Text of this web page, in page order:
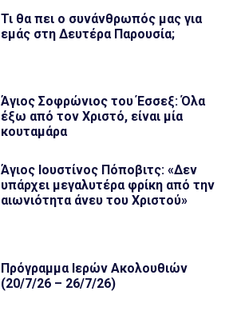
Τι θα πει ο συνάνθρωπός μας για
εμάς στη Δευτέρα Παρουσία;
Άγιος Σοφρώνιος του Έσσεξ: Όλα
έξω από τον Χριστό, είναι μία
κουταμάρα
Άγιος Ιουστίνος Πόποβιτς: «Δεν
υπάρχει μεγαλυτέρα φρίκη από την
αιωνιότητα άνευ του Χριστού»
Πρόγραμμα Ιερών Ακολουθιών
(20/7/26 – 26/7/26)